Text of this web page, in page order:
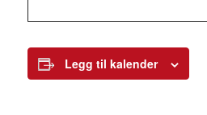
Legg til kalender